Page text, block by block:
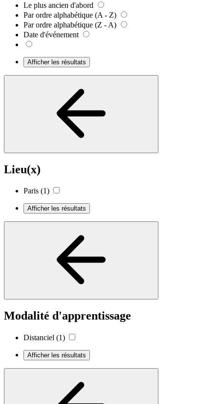
Le plus ancien d'abord
Par ordre alphabétique (A - Z)
Par ordre alphabétique (Z - A)
Date d'événement
Afficher les résultats
Lieu(x)
Paris (1)
Afficher les résultats
Modalité d'apprentissage
Distanciel (1)
Afficher les résultats